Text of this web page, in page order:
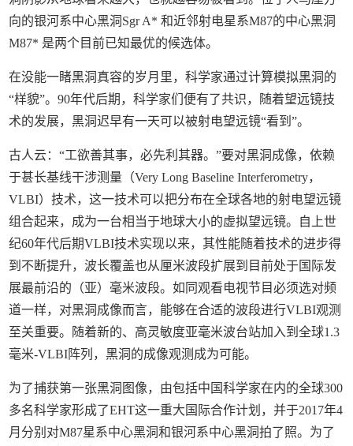
向的银河系中心黑洞Sgr A* 和近邻射电星系M87的中心黑洞
M87* 是两个目前已知最优的候选体。
在没能一睹黑洞真容的岁月里，科学家通过计算模拟黑洞的
“样貌”。90年代后期，科学家们便有了共识，随着望远镜技
术的发展，黑洞迟早有一天可以被射电望远镜“看到”。
古人云：“工欲善其事，必先利其器。”要对黑洞成像，依赖
于甚长基线干涉测量（Very Long Baseline Interferometry，
VLBI）技术，这一技术可以把分布在全球各地的射电望远镜
组合起来，成为一台相当于地球大小的虚拟望远镜。自上世
纪60年代后期VLBI技术实现以来，其性能随着技术的进步得
到不断提升，波长覆盖也从厘米波段扩展到目前处于国际发
展最前沿的（亚）毫米波段。如同观看电视节目必须选对频
道一样，对黑洞成像而言，能够在合适的波段进行VLBI观测
至关重要。随着新的、高灵敏度亚毫米波台站加入到全球1.3
毫米-VLBI阵列，黑洞的成像观测成为可能。
为了捕获第一张黑洞图像，由包括中国科学家在内的全球300
多名科学家形成了EHT这一重大国际合作计划，并于2017年4
月分别对M87星系中心黑洞和银河系中心黑洞拍了照。为了